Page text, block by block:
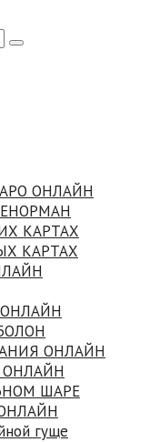
ОНЛАЙН
КАРТАХ
КАРТАХ
ОНЛАЙН
ОНЛАЙН
ШАРЕ
гуще